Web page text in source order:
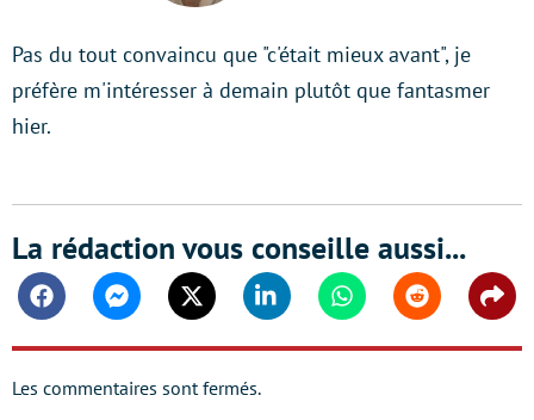
Pas du tout convaincu que "c'était mieux avant", je
préfère m'intéresser à demain plutôt que fantasmer
hier.
La rédaction vous conseille aussi...
FacebookMessengerTwitter Linkedin WhatsappReddit
Les commentaires sont fermés.